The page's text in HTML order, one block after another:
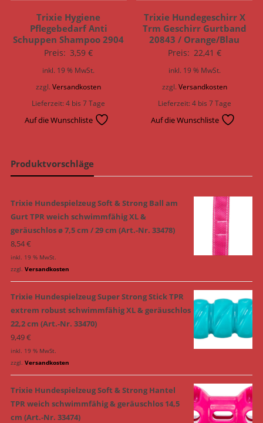
Trixie Hygiene
Pflegebedarf Anti
Schuppen Shampoo 2904
Preis: 3,59€
inkl. 19 % MwSt.
zzgl.Versandkosten
Lieferzeit:4 bis 7 Tage
Auf die Wunschliste
Trixie Hundegeschirr X
Trm Geschirr Gurtband
20843 / Orange/Blau
Preis: 22,41 €
inkl. 19 % MwSt.
zzgl. Versandkosten
Lieferzeit:4 bis 7 Tage
Auf die Wunschliste
Produktvorschläge
Trixie Hundespielzeug Soft & Strong Ball am
Gurt TPR weich schwimmfähig XL &
geräuschlos ø 7,5 cm / 29 cm (Art.-Nr. 33478)
8,54€
inkl. 19 % MwSt.
zzgl. Versandkosten
Trixie Hundespielzeug Super Strong Stick TPR
extrem robust schwimmfähig XL & geräuschlos
22,2 cm (Art.-Nr. 33470)
9,49€
inkl. 19 % MwSt.
zzgl. Versandkosten
Trixie Hundespielzeug Soft & Strong Hantel
TPR weich schwimmfähig & geräuschlos 14,5
cm (Art.-Nr. 33474)